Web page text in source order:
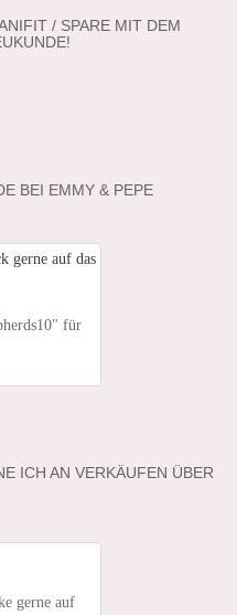
/ SPARE MIT DEM
BEI EMMY & PEPE
für
ICH AN VERKÄUFEN ÜBER
gerne auf